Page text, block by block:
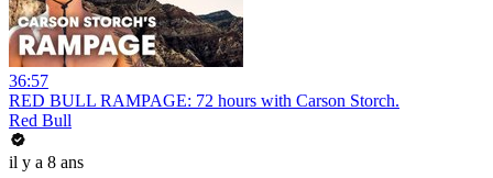
36:57
RED BULL RAMPAGE: 72 hours with Carson Storch.
Red Bull
il y a 8 ans